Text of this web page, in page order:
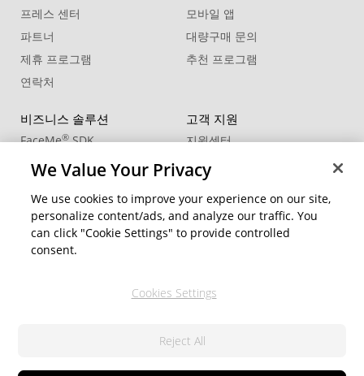
프레스 센터
파트너
제휴 프로그램
연락처
모바일 앱
대량구매 문의
추천 프로그램
비즈니스 솔루션
FaceMe®SDK
고객 지원
지원센터
제품 업데이트
커뮤니티
회원 영역
지역 변경
We Value Your Privacy
We use cookies to improve your experience on our site,
personalize content/ads, and analyze our traffic. You
can click "Cookie Settings" to provide controlled
consent.
Cookies Settings
Reject All